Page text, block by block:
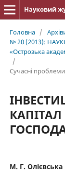
Головна /
№ 20 (2013):
«Острозька
/
Cучасні проблеми
М. Г. Олієвська